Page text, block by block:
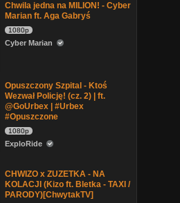
Chwila jedna na MILION! - Cyber
Marian ft. Aga Gabryś
1080p
Cyber Marian
Opuszczony Szpital - Ktoś
Wezwał Policję! (cz. 2) | ft.
@GoUrbex | #Urbex
#Opuszczone
1080p
ExploRide
CHWIZO x ZUZETKA - NA
KOLACJI (Kizo ft. Bletka - TAXI /
PARODY)[ChwytakTV]